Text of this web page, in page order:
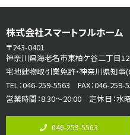
並列２台駐車可。１階はリビングと水
第8位
株式会社スマートフルホーム
〒243-0401
神奈川県海老名市東柏ケ谷二丁目
宅地建物取引業免許・神奈川県知事
TEL：046-259-5563 FAX：046-259-
営業時間：8:30～20:00 定休日：水
046-259-5563